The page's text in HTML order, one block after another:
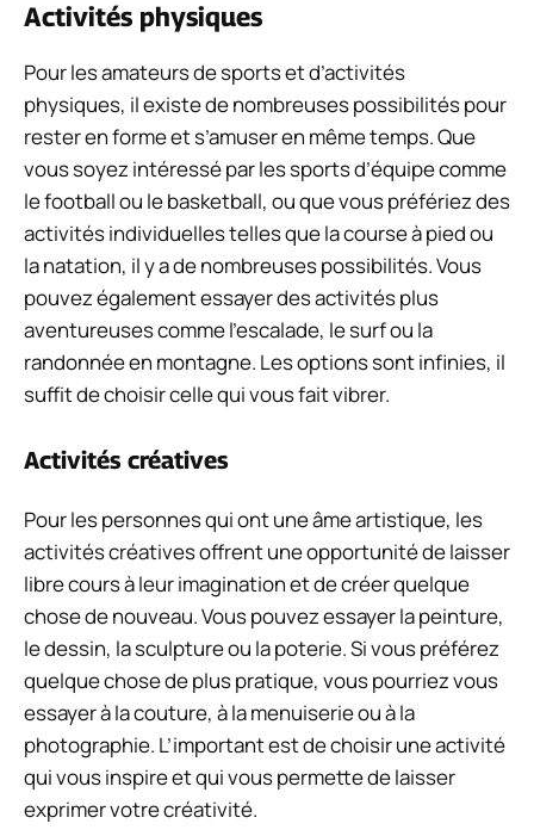
Activités physiques
Pour les amateurs de sports et d’activités
physiques, il existe de nombreuses possibilités pour
rester en forme et s’amuser en même temps. Que
vous soyez intéressé par les sports d’équipe comme
le football ou le basketball, ou que vous préfériez des
activités individuelles telles que la course à pied ou
la natation, il y a de nombreuses possibilités. Vous
pouvez également essayer des activités plus
aventureuses comme l’escalade, le surf ou la
randonnée en montagne. Les options sont infinies, il
suffit de choisir celle qui vous fait vibrer.
Activités créatives
Pour les personnes qui ont une âme artistique, les
activités créatives offrent une opportunité de laisser
libre cours à leur imagination et de créer quelque
chose de nouveau. Vous pouvez essayer la peinture,
le dessin, la sculpture ou la poterie. Si vous préférez
quelque chose de plus pratique, vous pourriez vous
essayer à la couture, à la menuiserie ou à la
photographie. L’important est de choisir une activité
qui vous inspire et qui vous permette de laisser
exprimer votre créativité.